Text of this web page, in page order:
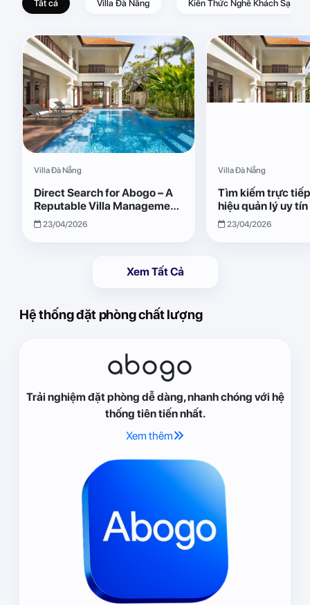
Tất cả Villa Đà Nẵng Kiến Thức Nghề Khách Sạn –
Villa Đà Nẵng
Direct Search for Abogo – A
Reputable Villa Management
Brand with Transparent and
Effective Operations
23/04/2026
Villa Đà Nẵng
Tìm kiếm trực
hiệu quản lý uy
Giải pháp vận
quả, minh bạch
23/04/2026
Xem Tất Cả
Hệ thống đặt phòng chất lượng
abogo
Trải nghiệm đặt phòng dễ dàng, nhanh chóng với hệ
thống tiên tiến nhất.
Xem thêm